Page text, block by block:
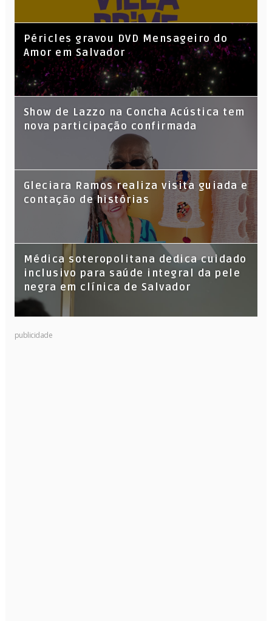
Péricles gravou DVD Mensageiro do
Amor em Salvador
Show de Lazzo na Concha Acústica tem
nova participação confirmada
Gleciara Ramos realiza visita guiada e
contação de histórias
Médica soteropolitana dedica cuidado
inclusivo para saúde integral da pele
negra em clínica de Salvador
publicidade